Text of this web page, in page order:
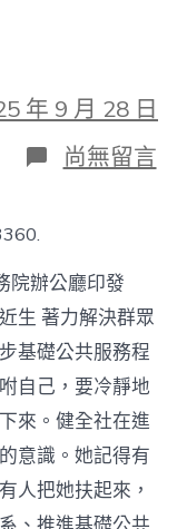
年 9 月 28 日
在
〈OSDER
德
系
車
用
真
心
實
意
換
取
群
眾
尚無留言
院辦公廳印發
生 著力解決群眾
基礎公共服務程
自己，要冷靜地
來。健全社在進
意識。她記得有
人把她扶起來，